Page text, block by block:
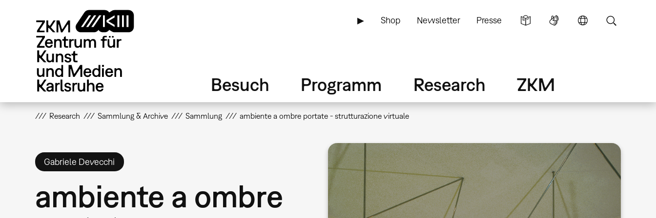
▶ Shop Newsletter Presse
Besuch Programm Research ZKM
Research Sammlung & Archive Sammlung ambiente a ombre portate - strutturazione virtuale
Gabriele Devecchi
ambiente a ombre